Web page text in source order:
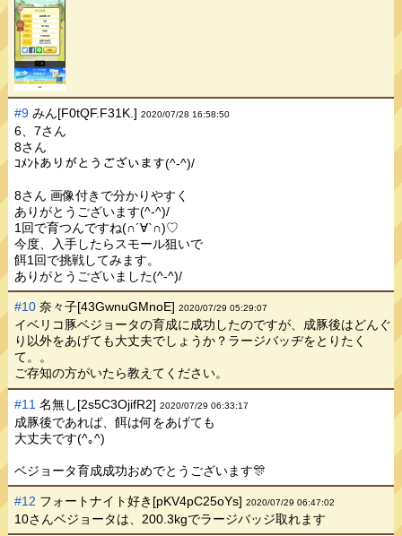
#9 みん[F0tQF.F31K.]2020/07/28 16:58:50
6、7さん
8さん
ｺﾒﾝﾄありがとうございます(^-^)/
8さん 画像付きで分かりやすく
ありがとうございます(^-^)/
1回で育つんですね(∩´∀`∩)♡
今度、入手したらスモール狙いで
餌1回で挑戦してみます。
ありがとうございました(^-^)/
#10 奈々子[43GwnuGMnoE]2020/07/29 05:29:07
イベリコ豚ベジョータの育成に成功したのですが、成豚後はどんぐ
り以外をあげても大丈夫でしょうか？ラージバッヂをとりたく
て。。
ご存知の方がいたら教えてください。
#11 名無し[2s5C3OjifR2]2020/07/29 06:33:17
成豚後であれば、餌は何をあげても
大丈夫です(^｡^)
ベジョータ育成成功おめでとうございます🎊
#12 フォートナイト好き[pKV4pC25oYs]2020/07/29 06:47:02
10さんベジョータは、200.3kgでラージバッジ取れます